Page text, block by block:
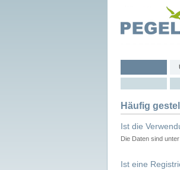
Häufig
Ist die
Die Daten sind
Ist eine